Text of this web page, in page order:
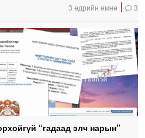
3 өдрийн өмнө 3
“гадаад элч нарын”